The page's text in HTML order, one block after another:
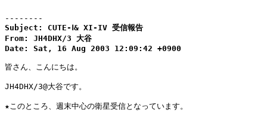
--------
Subject: CUTE-Ⅰ& XI-IV 受信報告
From: JH4DHX/3 大谷
Date: Sat, 16 Aug 2003 12:09:42 +0900
皆さん、こんにちは。
JH4DHX/3@大谷です。
★このところ、週末中心の衛星受信となっています。